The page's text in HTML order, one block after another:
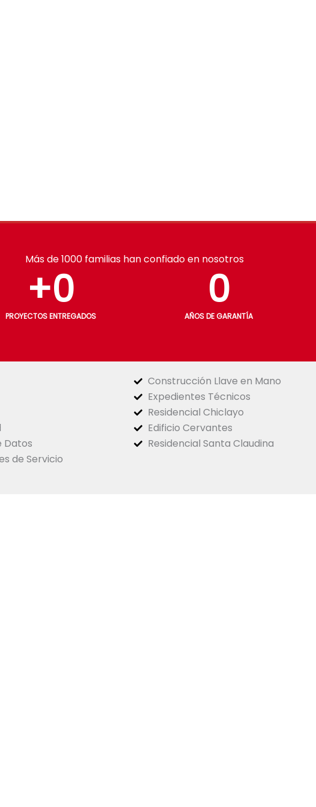
Más de 1000 familias han confiado en nosotros
PROYECTOS ENTREGADOS
+0
AÑOS DE GARANTÍA
0
Datos
de Servicio
Construcción Llave en Mano
Expedientes Técnicos
Residencial Chiclayo
Edificio Cervantes
Residencial Santa Claudina